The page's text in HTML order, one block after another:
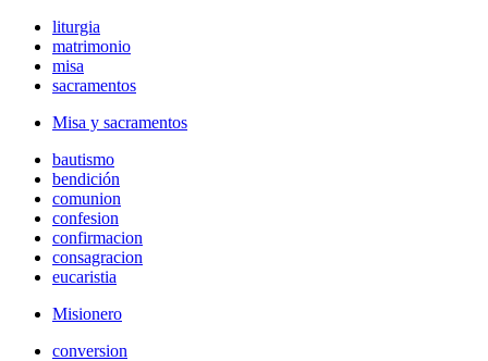
liturgia
matrimonio
misa
sacramentos
Misa y sacramentos
bautismo
bendición
comunion
confesion
confirmacion
consagracion
eucaristia
Misionero
conversion